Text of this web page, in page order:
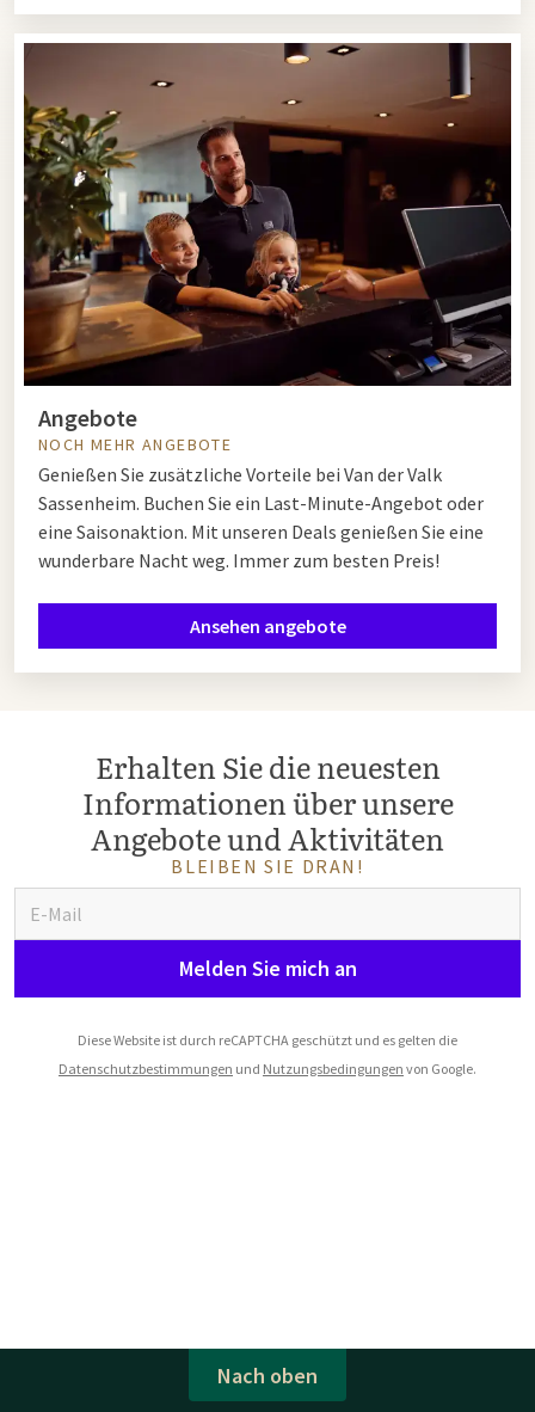
Angebote
NOCH MEHR ANGEBOTE
Genießen Sie zusätzliche Vorteile bei Van der Valk
Sassenheim. Buchen Sie ein Last-Minute-Angebot oder
eine Saisonaktion. Mit unseren Deals genießen Sie eine
wunderbare Nacht weg. Immer zum besten Preis!
Ansehen angebote
Erhalten Sie die neuesten
Informationen über unsere
Angebote und Aktivitäten
BLEIBEN SIE DRAN!
Melden Sie mich an
Diese Website ist durch reCAPTCHA geschützt und es gelten die
Datenschutzbestimmungen und Nutzungsbedingungen von Google.
Nach oben